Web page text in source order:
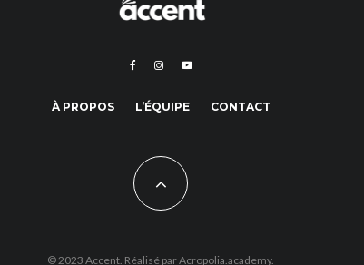
À PROPOS L’ÉQUIPE CONTACT
© 2023 Accent. Réalisé parAcropolia.academy.